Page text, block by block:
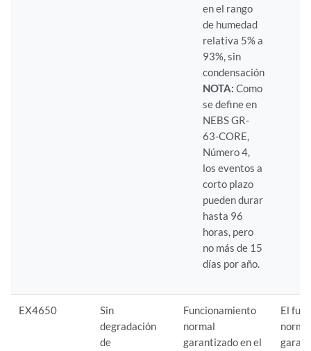
en el rango
de humedad
relativa 5% a
93%, sin
condensación
NOTA: Como
se define en
NEBS GR-
63-CORE,
Número 4,
los eventos a
corto plazo
pueden durar
hasta 96
horas, pero
no más de 15
días por año.
EX4650
Sin
degradación
de
Funcionamiento
normal
garantizado en el
El